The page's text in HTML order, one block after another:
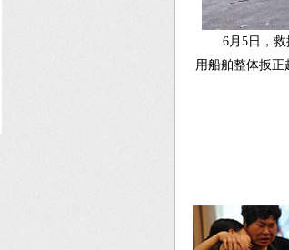
6月5日，
用船舶整体扳正